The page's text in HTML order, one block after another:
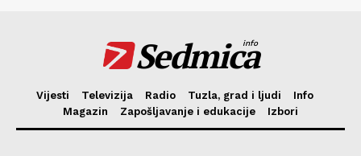
Sedmica
info
Vijesti Televizija Radio Tuzla, grad i ljudi
Info
Magazin
Zapošljavanje i edukacije Izbori